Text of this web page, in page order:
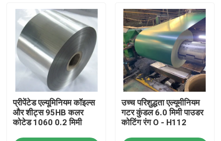
गुणवत्ता नियंत्रण
एक बोली का अनुरोध
मिल खत्म एल्यूमीनियम का तार
रंग लेपित एल्यूमीनियम का तार
कोल्ड रोल्ड एल्युमिनियम कॉइल
प्रीपेंटेड एल्यूमिनियम कॉइल्स
और शीट्स 95HB कलर
कोटेड 1060 0.2 मिमी
उच्च परिशुद्धता एल्यूमीनियम
गटर कुंडल 6.0 मिमी पाउडर
कोटिंग रंग O - H112